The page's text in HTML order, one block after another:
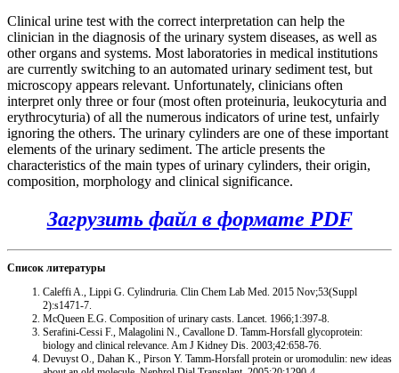
Clinical urine test with the correct interpretation can help the
clinician in the diagnosis of the urinary system diseases, as well as
other organs and systems. Most laboratories in medical institutions
are currently switching to an automated urinary sediment test, but
microscopy appears relevant. Unfortunately, clinicians often
interpret only three or four (most often proteinuria, leukocyturia and
erythrocyturia) of all the numerous indicators of urine test, unfairly
ignoring the others. The urinary cylinders are one of these important
elements of the urinary sediment. The article presents the
characteristics of the main types of urinary cylinders, their origin,
composition, morphology and clinical significance.
Загрузить файл в формате PDF
Список литературы
Caleffi A., Lippi G. Cylindruria. Clin Chem Lab Med. 2015 Nov;53(Suppl
2):s1471-7.
McQueen E.G. Composition of urinary casts. Lancet. 1966;1:397-8.
Serafini-Cessi F., Malagolini N., Cavallone D. Tamm-Horsfall glycoprotein:
biology and clinical relevance. Am J Kidney Dis. 2003;42:658-76.
Devuyst O., Dahan K., Pirson Y. Tamm-Horsfall protein or uromodulin: new ideas